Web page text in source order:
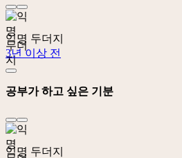
익명 두더지
3년 이상 전
공부가 하고 싶은 기분
익명 두더지